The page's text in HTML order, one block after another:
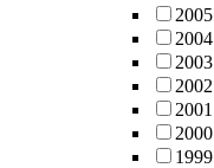
2005
2004
2003
2002
2001
2000
1999